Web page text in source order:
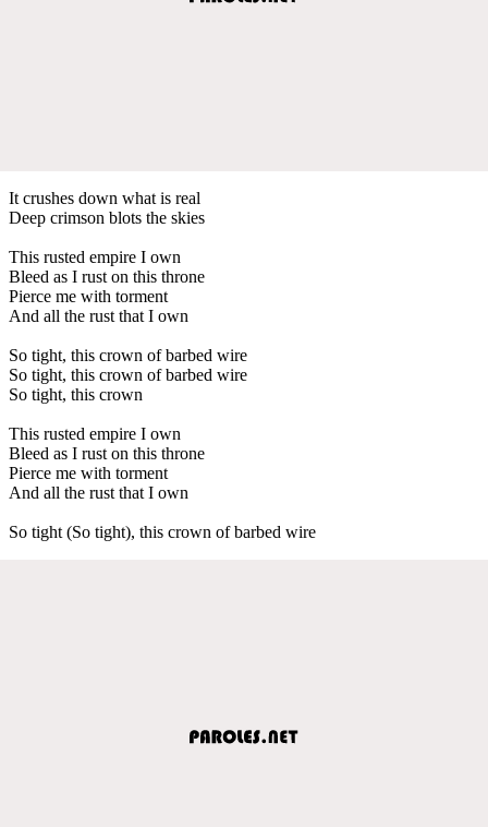
It crushes down what is real
Deep crimson blots the skies
This rusted empire I own
Bleed as I rust on this throne
Pierce me with torment
And all the rust that I own
So tight, this crown of barbed wire
So tight, this crown of barbed wire
So tight, this crown
This rusted empire I own
Bleed as I rust on this throne
Pierce me with torment
And all the rust that I own
So tight (So tight), this crown of barbed wire